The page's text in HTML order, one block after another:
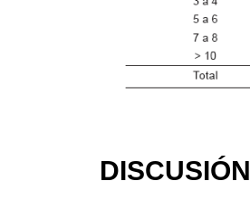
DISCUSIÓN